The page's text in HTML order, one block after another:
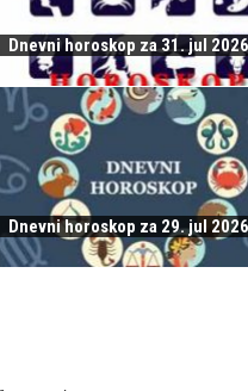
Dnevni horoskop za 31. jul
Dnevni horoskop za 29. jul